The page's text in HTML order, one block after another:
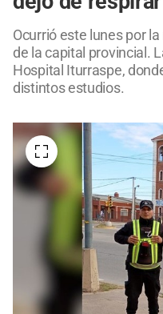
Ocurrió este lunes por
de la capital provincial.
Hospital Iturraspe,
distintos estudios.